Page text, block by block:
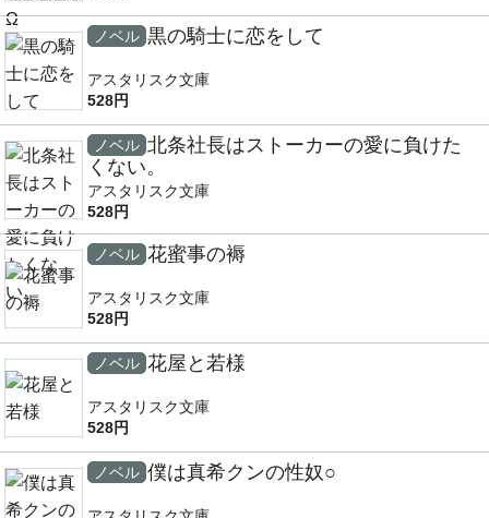
ノベル 黒の騎士に恋をして
アスタリスク文庫
528円
ノベル 北条社長はストーカーの愛に負けた
くない。
アスタリスク文庫
528円
ノベル 花蜜事の褥
アスタリスク文庫
528円
ノベル 花屋と若様
アスタリスク文庫
528円
ノベル 僕は真希クンの性奴○